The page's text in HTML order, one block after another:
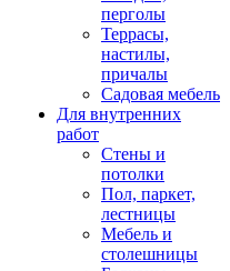
перголы
Террасы,
настилы,
причалы
Садовая мебель
Для внутренних
работ
Стены и
потолки
Пол, паркет,
лестницы
Мебель и
столешницы